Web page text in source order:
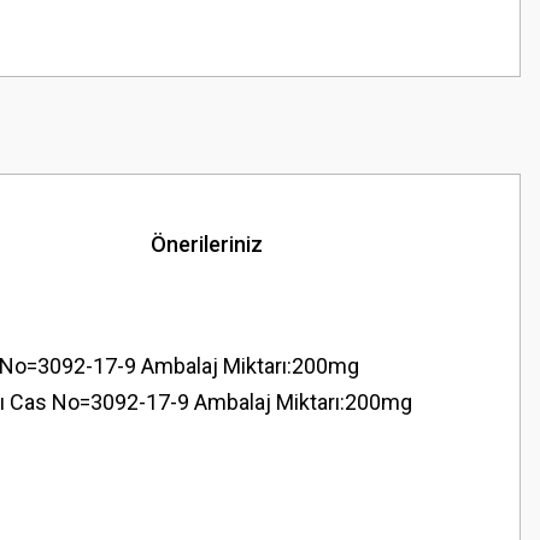
Önerileriniz
17-9 Ambalaj Miktarı:200mg
No=3092-17-9 Ambalaj Miktarı:200mg